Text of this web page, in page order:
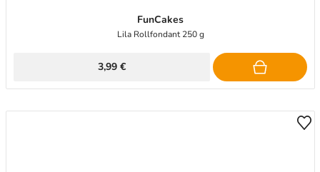
FunCakes
Lila Rollfondant 250 g
3,99 €